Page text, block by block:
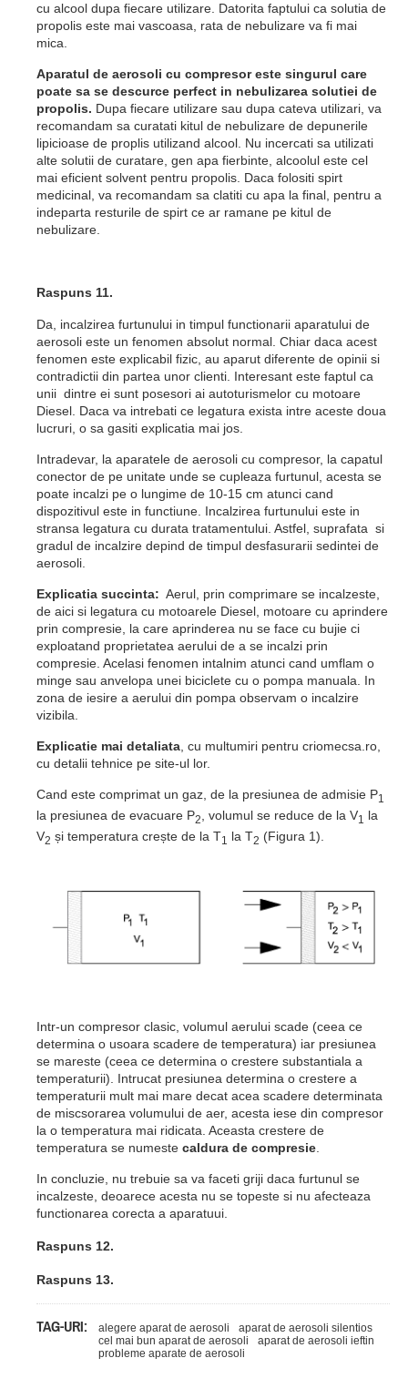
cu alcool dupa fiecare utilizare. Datorita faptului ca solutia de
propolis este mai vascoasa, rata de nebulizare va fi mai
mica.
Aparatul de aerosoli cu compresor este singurul care
poate sa se descurce perfect in nebulizarea solutiei de
propolis. Dupa fiecare utilizare sau dupa cateva utilizari, va
recomandam sa curatati kitul de nebulizare de depunerile
lipicioase de proplis utilizand alcool. Nu incercati sa utilizati
alte solutii de curatare, gen apa fierbinte, alcoolul este cel
mai eficient solvent pentru propolis. Daca folositi spirt
medicinal, va recomandam sa clatiti cu apa la final, pentru a
indeparta resturile de spirt ce ar ramane pe kitul de
nebulizare.
Raspuns 11.
Da, incalzirea furtunului in timpul functionarii aparatului de
aerosoli este un fenomen absolut normal. Chiar daca acest
fenomen este explicabil fizic, au aparut diferente de opinii si
contradictii din partea unor clienti. Interesant este faptul ca
unii dintre ei sunt posesori ai autoturismelor cu motoare
Diesel. Daca va intrebati ce legatura exista intre aceste doua
lucruri, o sa gasiti explicatia mai jos.
Intradevar, la aparatele de aerosoli cu compresor, la capatul
conector de pe unitate unde se cupleaza furtunul, acesta se
poate incalzi pe o lungime de 10-15 cm atunci cand
dispozitivul este in functiune. Incalzirea furtunului este in
stransa legatura cu durata tratamentului. Astfel, suprafata si
gradul de incalzire depind de timpul desfasurarii sedintei de
aerosoli.
Explicatia succinta: Aerul, prin comprimare se incalzeste,
de aici si legatura cu motoarele Diesel, motoare cu aprindere
prin compresie, la care aprinderea nu se face cu bujie ci
exploatand proprietatea aerului de a se incalzi prin
compresie. Acelasi fenomen intalnim atunci cand umflam o
minge sau anvelopa unei biciclete cu o pompa manuala. In
zona de iesire a aerului din pompa observam o incalzire
vizibila.
Explicatie mai detaliata , cu multumiri pentru criomecsa.ro,
cu detalii tehnice pe site-ul lor.
Cand este comprimat un gaz, de la presiunea de admisie P1
la presiunea de evacuare P2 , volumul se reduce de la V1
la
V2 și temperatura crește de la T1 la T2 (Figura 1).
Intr-un compresor clasic, volumul aerului scade (ceea ce
determina o usoara scadere de temperatura) iar presiunea
se mareste (ceea ce determina o crestere substantiala a
temperaturii). Intrucat presiunea determina o crestere a
temperaturii mult mai mare decat acea scadere determinata
de miscsorarea volumului de aer, acesta iese din compresor
la o temperatura mai ridicata. Aceasta crestere de
temperatura se numeste caldura de compresie
In concluzie, nu trebuie sa va faceti griji daca furtunul se
incalzeste, deoarece acesta nu se topeste si nu afecteaza
functionarea corecta a aparatuui.
Raspuns 12.
Raspuns 13.
TAG-URI: alegere aparat de aerosoli
aparat de aerosoli silentios
cel mai bun aparat de aerosoli
aparat de aerosoli ieftin
probleme aparate de aerosoli